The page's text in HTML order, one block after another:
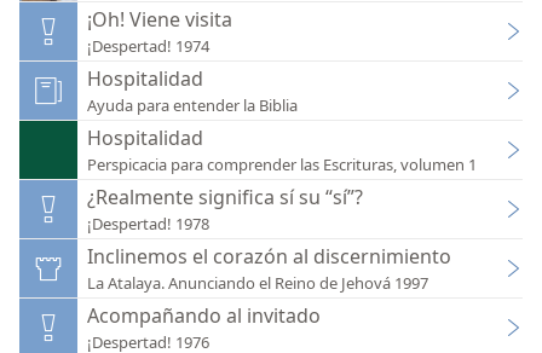
¡Oh! Viene visita
¡Despertad! 1974
Hospitalidad
Ayuda para entender la Biblia
Hospitalidad
Perspicacia para comprender las Escrituras, volumen 1
¿Realmente significa sí su “sí”?
¡Despertad! 1978
Inclinemos el corazón al discernimiento
La Atalaya. Anunciando el Reino de Jehová 1997
Acompañando al invitado
¡Despertad! 1976